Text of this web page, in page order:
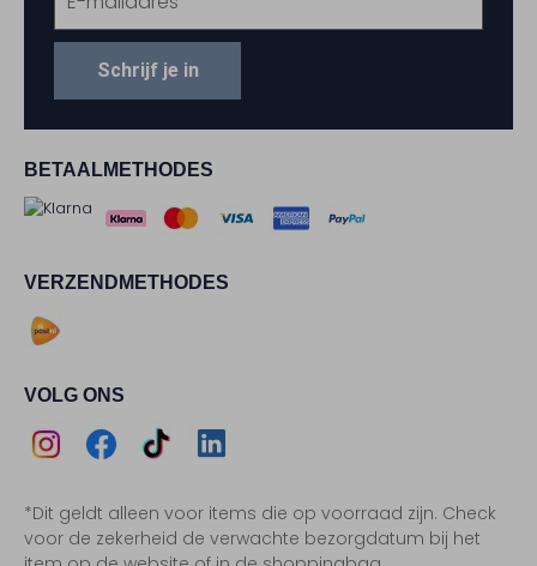
BETAALMETHODES
VERZENDMETHODES
VOLG ONS
Instagram
Facebook
TikTokLinkedIn
*Dit geldt alleen voor items die op voorraad zijn. Check
voor de zekerheid de verwachte bezorgdatum bij het
Schrijf je in